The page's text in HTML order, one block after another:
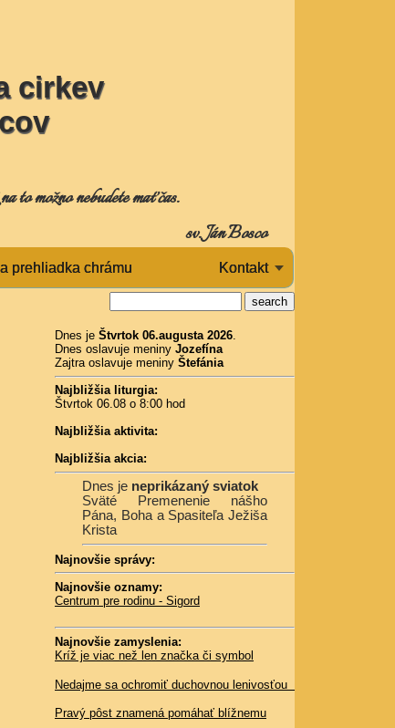
cirkev
to možno nebudete mať čas.
sv. Ján Bosco
prehliadka chrámu Kontakt
Dnes je Štvrtok 06.augusta 2026.
Dnes oslavuje meniny Jozefína
Zajtra oslavuje meniny Štefánia
Najbližšia liturgia:
Štvrtok 06.08 o 8:00 hod
Najbližšia aktivita:
Najbližšia akcia:
Dnes je neprikázaný sviatok
Sväté Premenenie nášho
Pána, Boha a Spasiteľa Ježiša
Krista
Najnovšie správy:
Najnovšie oznamy:
Centrum pre rodinu - Sigord
Najnovšie zamyslenia:
Kríž je viac než len značka či symbol
Nedajme sa ochromiť duchovnou lenivosťou
Pravý pôst znamená pomáhať blížnemu